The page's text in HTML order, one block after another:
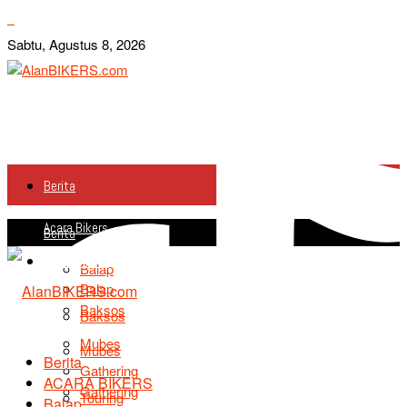
Sabtu, Agustus 8, 2026
Berita
Acara Bikers
Balap
Baksos
Mubes
Gathering
Berita
Acara Bikers
Balap
Baksos
Mubes
Gathering
Touring
Berita
ACARA BIKERS